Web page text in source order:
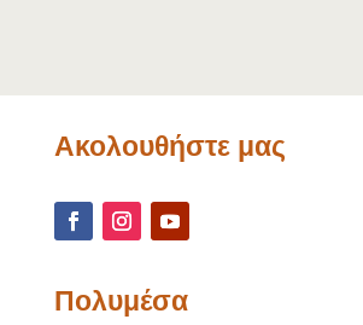
Ακολουθήστε μας
Πολυμέσα